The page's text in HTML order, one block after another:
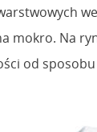
Na
od